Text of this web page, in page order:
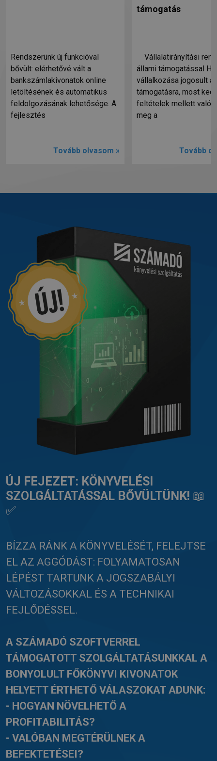
Rendszerünk új funkcióval
bővült: elérhetővé vált a
bankszámlakivonatok online
letöltésének és automatikus
feldolgozásának lehetősége. A
fejlesztés
Tovább olvasom »
támogatás
Vállalatirányítási
állami támogatással Ha
vállalkozása jogosult
támogatásra, most
feltételek mellett
meg a
Tovább
ÚJ FEJEZET: KÖNYVELÉSI
SZOLGÁLTATÁSSAL BŐVÜLTÜNK! 📖
✅
BÍZZA RÁNK A KÖNYVELÉSÉT, FELEJTSE
EL AZ AGGÓDÁST: FOLYAMATOSAN
LÉPÉST TARTUNK A JOGSZABÁLYI
VÁLTOZÁSOKKAL ÉS A TECHNIKAI
FEJLŐDÉSSEL.
A SZÁMADÓ SZOFTVERREL
TÁMOGATOTT SZOLGÁLTATÁSUNKKAL A
BONYOLULT FŐKÖNYVI KIVONATOK
HELYETT ÉRTHETŐ VÁLASZOKAT ADUNK:
- HOGYAN NÖVELHETŐ A
PROFITABILITÁS?
- VALÓBAN MEGTÉRÜLNEK A
BEFEKTETÉSEI?